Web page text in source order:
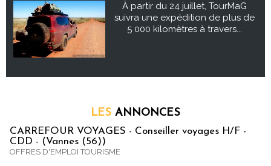
À partir du 24 juillet, TourMaG
suivra une expédition de plus de
5 000 kilomètres à travers...
LES ANNONCES
CARREFOUR VOYAGES - Conseiller voyages H/F -
CDD - (Vannes (56))
OFFRES D'EMPLOI TOURISME